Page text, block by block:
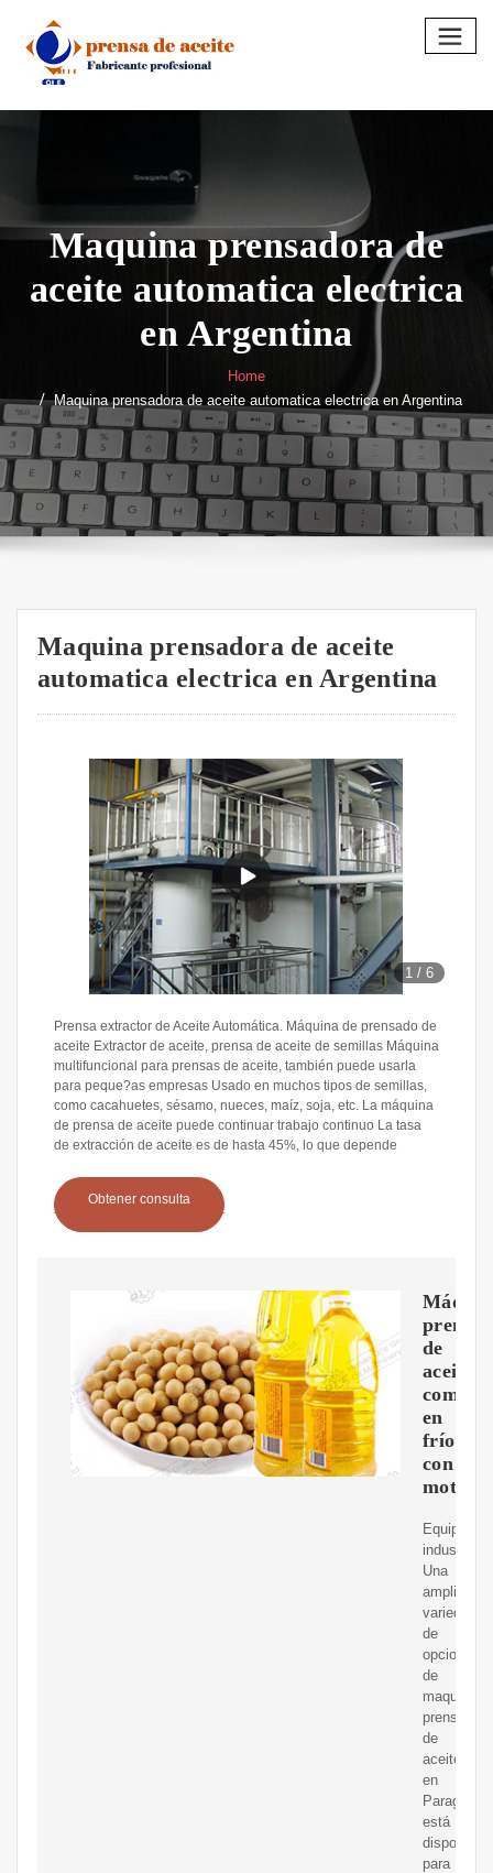
content
Maquina prensadora de
aceite automatica electrica
en Argentina
Home
Maquina prensadora de aceite automatica electrica en Argentina
Maquina prensadora de aceite
automatica electrica en Argentina
1 /6
Prensa extractor de Aceite Automática. Máquina de prensado de
aceite Extractor de aceite, prensa de aceite de semillas Máquina
multifuncional para prensas de aceite, también puede usarla
para peque?as empresas Usado en muchos tipos de semillas,
como cacahuetes, sésamo, nueces, maíz, soja, etc. La máquina
de prensa de aceite puede continuar trabajo continuo La tasa
de extracción de aceite es de hasta 45%, lo que depende
Obtener consulta
de
aceite
en
frío
con
motor
Equipos
Una
amplia
variedad
de
opciones
de
maquina
prensadora
de
aceite
en
Paraguay
está
disponibles
para